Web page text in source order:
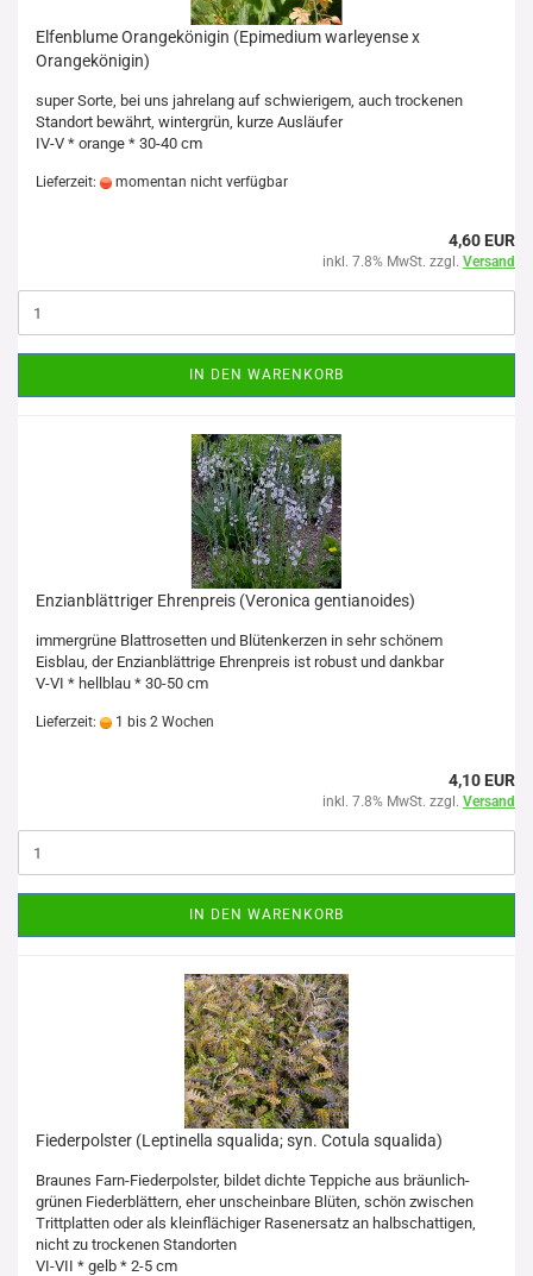
Elfenblume Orangekönigin (Epimedium warleyense x
Orangekönigin)
super Sorte, bei uns jahrelang auf schwierigem, auch trockenen
Standort bewährt, wintergrün, kurze Ausläufer
IV-V * orange * 30-40 cm
Lieferzeit: momentan nicht verfügbar
4,60 EUR
inkl. 7.8% MwSt. zzgl. Versand
IN DEN WARENKORB
Enzianblättriger Ehrenpreis (Veronica gentianoides)
immergrüne Blattrosetten und Blütenkerzen in sehr schönem
Eisblau, der Enzianblättrige Ehrenpreis ist robust und dankbar
V-VI * hellblau * 30-50 cm
Lieferzeit: 1 bis 2 Wochen
4,10 EUR
inkl. 7.8% MwSt. zzgl. Versand
IN DEN WARENKORB
Fiederpolster (Leptinella squalida; syn. Cotula squalida)
Braunes Farn-Fiederpolster, bildet dichte Teppiche aus bräunlich-
grünen Fiederblättern, eher unscheinbare Blüten, schön zwischen
Trittplatten oder als kleinflächiger Rasenersatz an halbschattigen,
nicht zu trockenen Standorten
VI-VII * gelb * 2-5 cm